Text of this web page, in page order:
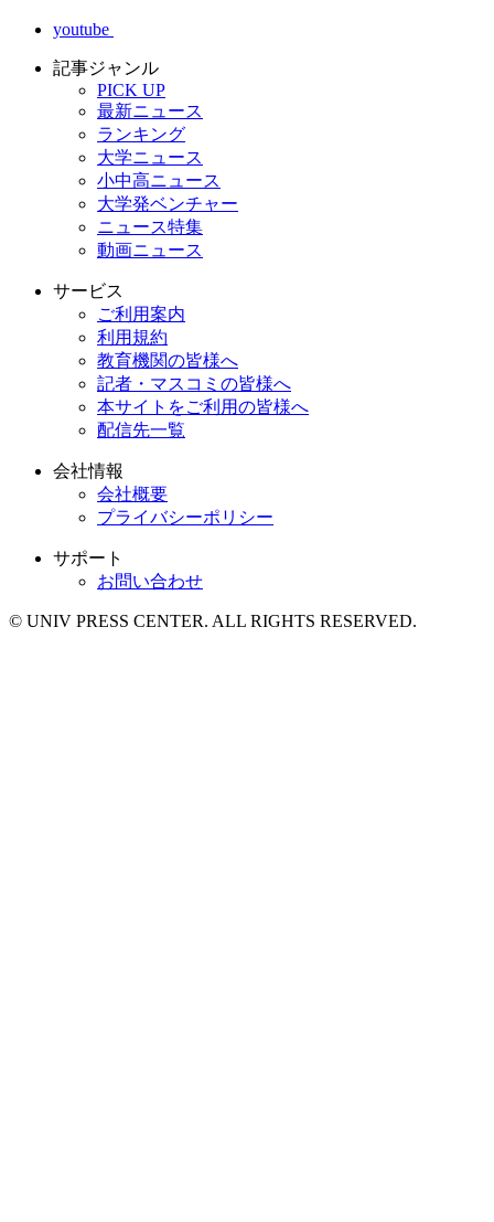
youtube
記事ジャンル
PICK UP
最新ニュース
ランキング
大学ニュース
小中高ニュース
大学発ベンチャー
ニュース特集
動画ニュース
サービス
ご利用案内
利用規約
教育機関の皆様へ
記者・マスコミの皆様へ
本サイトをご利用の皆様へ
配信先一覧
会社情報
会社概要
プライバシーポリシー
サポート
お問い合わせ
© UNIV PRESS CENTER. ALL RIGHTS RESERVED.